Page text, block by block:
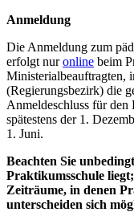
Anmeldung
Die Anmeldung zum
erfolgt nuronline beim
Ministerialbeauftragten,
(Regierungsbezirk) die
Anmeldeschluss für
spätestens der 1.
1. Juni.
Beachten Sie
Praktikumsschule
Zeiträume, in denen
unterscheiden sich